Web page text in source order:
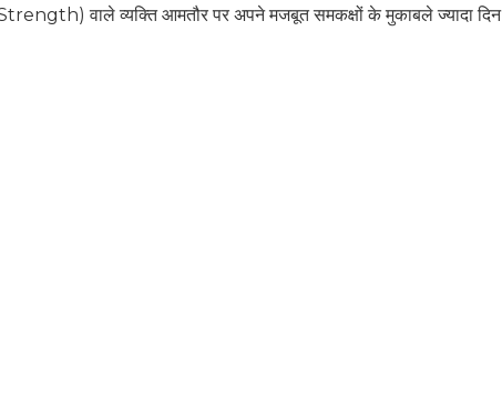
वाले व्यक्ति आमतौर पर अपने मजबूत समकक्षों के मुकाबले ज्यादा